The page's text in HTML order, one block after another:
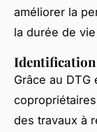
améliorer la
la durée de
Identification
Grâce au
des travaux à